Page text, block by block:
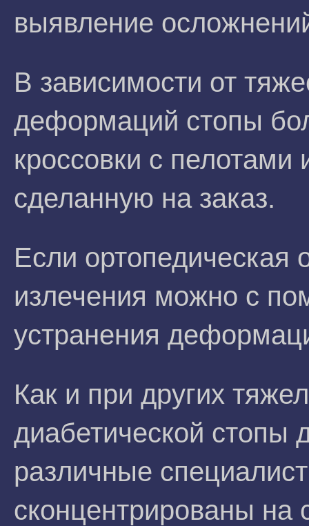
выявление
В зависимости от
деформаций стопы
кроссовки с пелотами
сделанную на заказ.
Если ортопедическая
излечения можно с
устранения
Как и при других
диабетической стопы
различные
сконцентрированы на